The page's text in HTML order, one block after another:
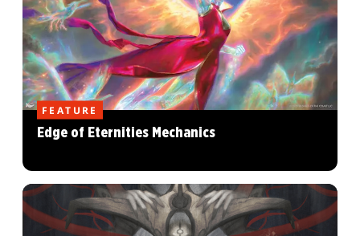
FEATURE
Edge of Eternities Mechanics